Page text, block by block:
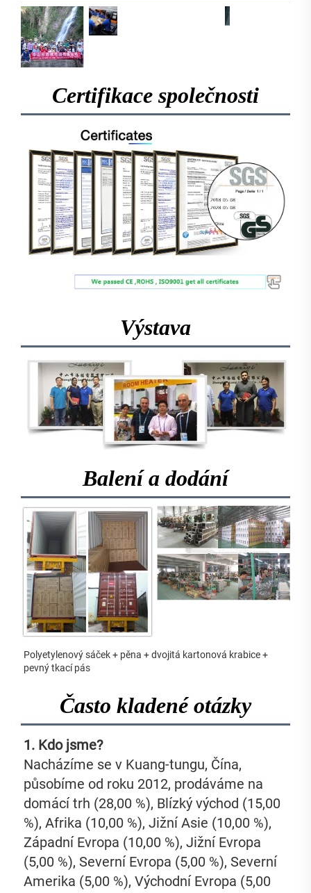
Certifikace společnosti
Výstava
Balení a dodání
Polyetylenový sáček + pěna + dvojitá kartonová krabice +
pevný tkací pás
Často kladené otázky
1. Kdo jsme?
Nacházíme se v Kuang-tungu, Čína,
působíme od roku 2012, prodáváme na
domácí trh (28,00 %), Blízký východ (15,00
%), Afrika (10,00 %), Jižní Asie (10,00 %),
Západní Evropa (10,00 %), Jižní Evropa
(5,00 %), Severní Evropa (5,00 %), Severní
Amerika (5,00 %), Východní Evropa (5,00